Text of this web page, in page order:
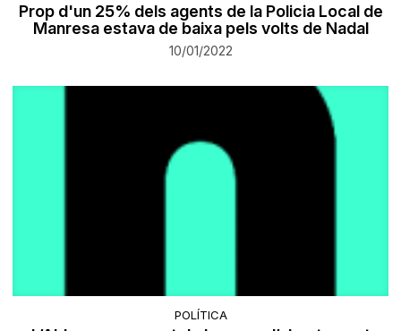
Prop d'un 25% dels agents de la Policia Local de
Manresa estava de baixa pels volts de Nadal
10/01/2022
POLÍTICA